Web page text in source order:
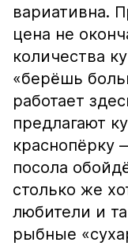
вариативна.
цена не
количества
«берёшь
работает
предлагают
краснопёрку
посола
столько же
любители и
рыбные